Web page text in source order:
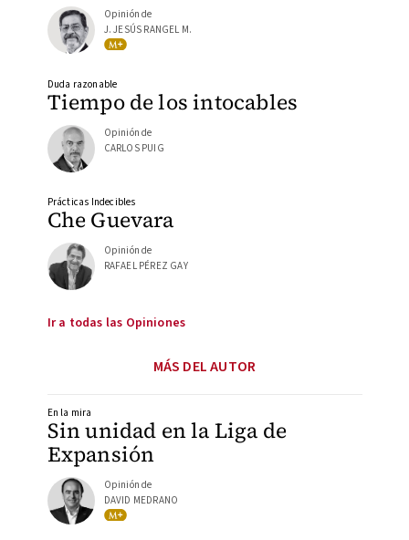
Opinión de
J. JESÚS RANGEL M.
Tiempo de los intocables
Duda razonable
Opinión de
CARLOS PUIG
Che Guevara
Prácticas Indecibles
Opinión de
RAFAEL PÉREZ GAY
Ir a todas las Opiniones
MÁS DEL AUTOR
Sin unidad en la Liga de
Expansión
En la mira
Opinión de
DAVID MEDRANO